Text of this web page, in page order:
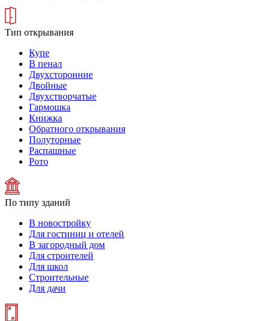
Тип открывания
Купе
В пенал
Двухсторонние
Двойные
Двухстворчатые
Гармошка
Книжка
Обратного открывания
Полуторные
Распашные
Рото
По типу зданий
В новостройку
Для гостиниц и отелей
В загородный дом
Для строителей
Для школ
Строительные
Для дачи